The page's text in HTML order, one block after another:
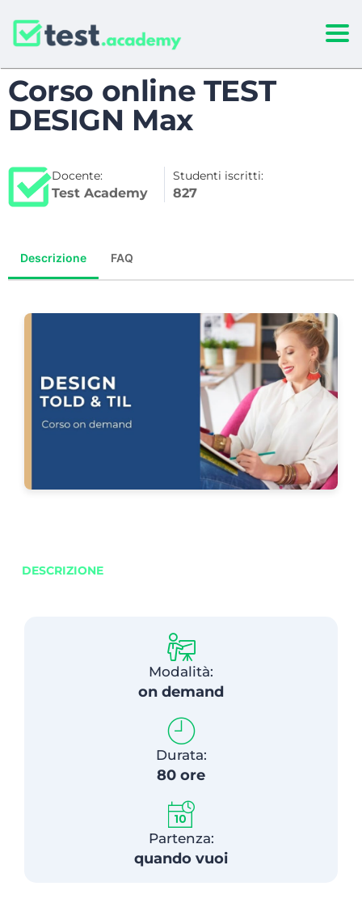
Corso online TEST
DESIGN Max
Docente:
Test Academy
Studenti iscritti:
827
Descrizione FAQ
DESCRIZIONE
Modalità:
on demand
Durata:
80 ore
Partenza:
quando vuoi